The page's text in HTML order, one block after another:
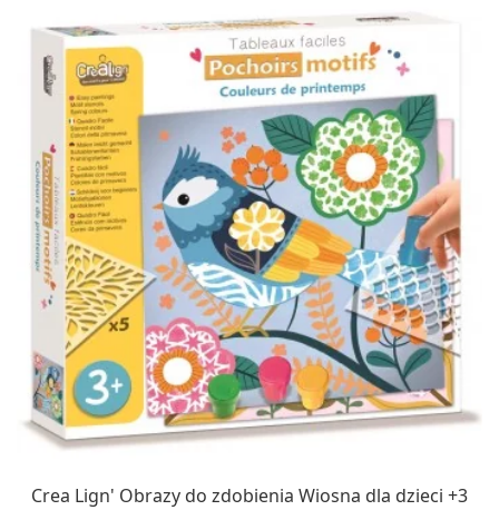
Crea Lign' Obrazy do zdobienia Wiosna dla dzieci +3